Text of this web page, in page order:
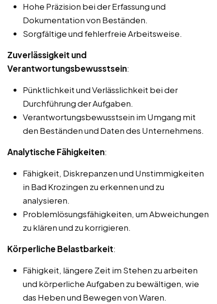
Hohe Präzision bei der Erfassung und
Dokumentation von Beständen.
Sorgfältige und fehlerfreie Arbeitsweise.
Zuverlässigkeit und
Verantwortungsbewusstsein:
Pünktlichkeit und Verlässlichkeit bei der
Durchführung der Aufgaben.
Verantwortungsbewusstsein im Umgang mit
den Beständen und Daten des Unternehmens.
Analytische Fähigkeiten:
Fähigkeit, Diskrepanzen und Unstimmigkeiten
in Bad Krozingen zu erkennen und zu
analysieren.
Problemlösungsfähigkeiten, um Abweichungen
zu klären und zu korrigieren.
Körperliche Belastbarkeit:
Fähigkeit, längere Zeit im Stehen zu arbeiten
und körperliche Aufgaben zu bewältigen, wie
das Heben und Bewegen von Waren.